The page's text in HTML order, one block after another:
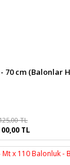
70 cm (Balonlar
TL
TL